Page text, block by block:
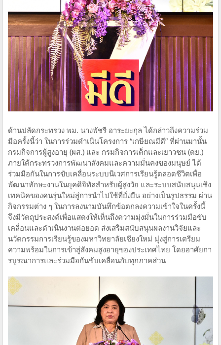
ด้านปลัดกระทรวง พม. นางพัชรี อาระยะกุล ได้กล่าวถึงความร่วม
มือครั้งนี้ว่า ในการร่วมดำเนินโครงการ “เกษียณมีดี” ที่ผ่านมานั้น
กรมกิจการผู้สูงอายุ (ผส.) และ กรมกิจการเด็กและเยาวชน (ดย.)
ภายใต้กระทรวงการพัฒนาสังคมและความมั่นคงของมนุษย์ ได้
ร่วมมือกันในการขับเคลื่อนระบบนิเวศการเรียนรู้ตลอดชีวิตเพื่อ
พัฒนาทักษะงานในยุคดิจิทัลสำหรับผู้สูงวัย และระบบสนับสนุนเชิง
เทคนิคของคนรุ่นใหม่สู่การนำไปใช้ที่ยั่งยืน อย่างเป็นรูปธรรม ผ่าน
กิจกรรมต่าง ๆ ในการลงนามบันทึกข้อตกลงความเข้าใจในครั้งนี้
จึงมีวัตถุประสงค์เพื่อแสดงให้เห็นถึงความมุ่งมั่นในการร่วมมือขับ
เคลื่อนและดำเนินงานต่อยอด ส่งเสริมสนับสนุนผลงานวิจัยและ
นวัตกรรมการเรียนรู้ของมหาวิทยาลัยเชียงใหม่ มุ่งสู่การเตรียม
ความพร้อมในการเข้าสู่สังคมสูงอายุของประเทศไทย โดยอาศัยกา
รบูรณาการและร่วมมือกันขับเคลื่อนกับทุกภาคส่วน